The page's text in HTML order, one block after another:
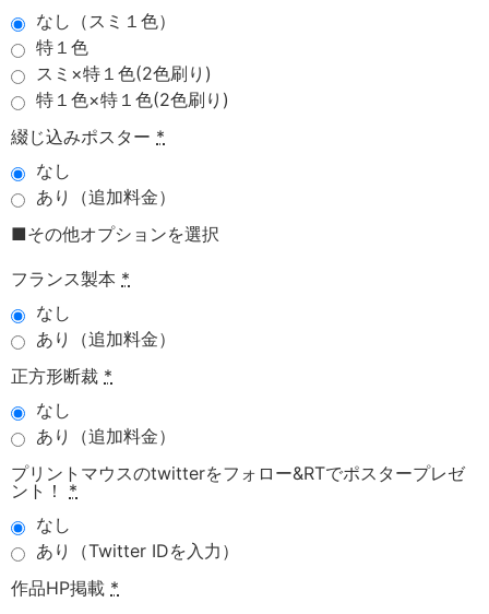
なし（スミ１色）
特１色
スミ×特１色(2色刷り)
特１色×特１色(2色刷り)
綴じ込みポスター *
なし
あり（追加料金）
■その他オプションを選択
フランス製本 *
なし
あり（追加料金）
正方形断裁 *
なし
あり（追加料金）
プリントマウスのtwitterをフォロー&RTでポスタープレゼ
ント！
*
なし
あり（Twitter IDを入力）
作品HP掲載 *